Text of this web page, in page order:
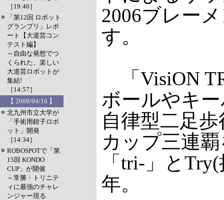
［19:46］
■
「第12回 ロボット
グランプリ」レポ
ート【大道芸コン
テスト編】
～自由な発想でつ
くられた、楽しい
大道芸ロボットが
集結!
［14:57］
【 2009/04/16 】
■ 北九州市立大学が
「手術用鉗子ロボ
ット」開発
［14:34］
■ ROBOSPOTで「第
15回 KONDO
CUP」が開催
～常勝・トリニテ
ィに最強のチャレ
ンジャー現る
2006ブレー
す。
「VisiON
ボールやキ
自律型二足
カップ三連
「tri-」と
年。